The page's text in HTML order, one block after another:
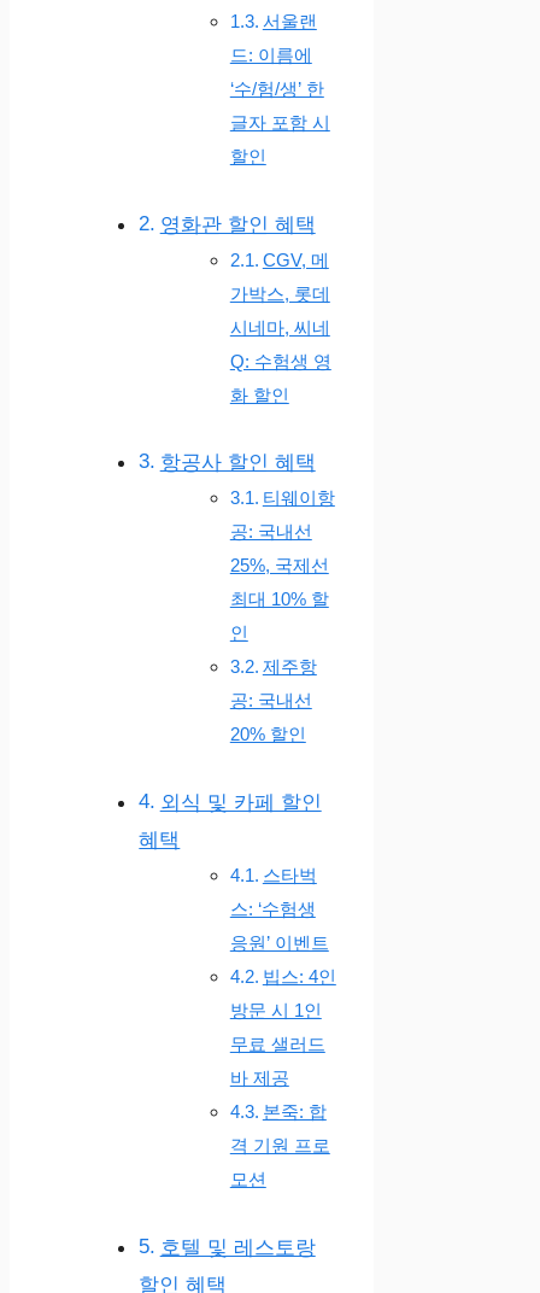
서울랜
드: 이름에
‘수/험/생’ 한
글자 포함 시
할인
영화관 할인 혜택
CGV, 메
가박스, 롯데
시네마, 씨네
Q: 수험생 영
화 할인
항공사 할인 혜택
티웨이항
공: 국내선
25%, 국제선
최대 10% 할
인
제주항
공: 국내선
20% 할인
외식 및 카페 할인
혜택
스타벅
스: ‘수험생
응원’ 이벤트
빕스: 4인
방문 시 1인
무료 샐러드
바 제공
본죽: 합
격 기원 프로
모션
호텔 및 레스토랑
할인 혜택